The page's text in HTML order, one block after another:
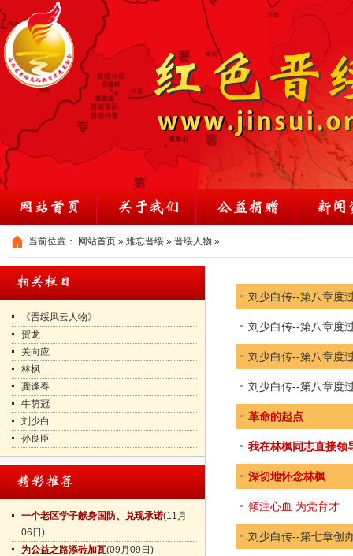
当前位置： 网站首页 » 难忘晋绥 » 晋绥人物 »
《晋绥风云人物》
贺龙
关向应
林枫
龚逢春
牛荫冠
刘少白
孙良臣
一个老区学子献身国防、兑现承诺(11月
06日)
为公益之路添砖加瓦(09月09日)
刘少白传--第八章度
刘少白传--第八章度
刘少白传--第八章度
刘少白传--第八章度
革命的起点
我在林枫同志直接领
深切地怀念林枫
倾注心血 为党育才
刘少白传--第七章创